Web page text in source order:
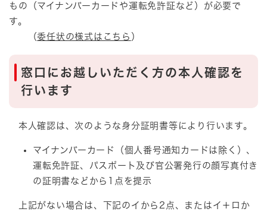
もの（マイナンバーカードや運転免許証など）が必要で
す。
（ 委任状の様式はこちら ）
窓口にお越しいただく方の本人確認を
行います
本人確認は、次のような身分証明書等により行います。
マイナンバーカード（個人番号通知カードは除く）、
運転免許証、パスポート及び官公署発行の顔写真付き
の証明書などから1点を提示
上記がない場合は、下記のイから2点、またはイ＋ロか